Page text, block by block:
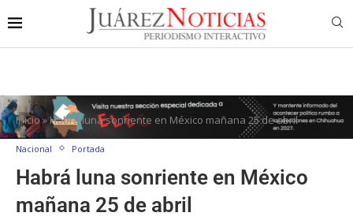
Inicio»Habrá luna sonriente en México mañana 25 de abril
Nacional Portada
Habrá luna sonriente en México
mañana 25 de abril